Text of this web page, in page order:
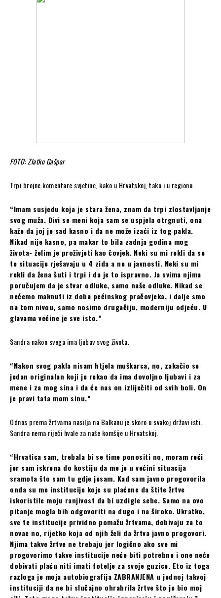
FOTO: Zlatko Gašpar
Trpi brojne komentare svjetine, kako u Hrvatskoj, tako i u regionu.
“Imam susjedu koja je stara žena, znam da trpi zlostavljanje
svog muža. Divi se meni koja sam se uspjela otrgnuti, ona
kaže da joj je sad kasno i da ne može izaći iz tog pakla.
Nikad nije kasno, pa makar to bila zadnja godina mog
života- želim je proživjeti kao čovjek. Neki su mi rekli da se
te situacije rješavaju u 4 zida a ne u javnosti. Neki su mi
rekli da žena šuti i trpi i da je to ispravno. Ja svima njima
poručujem da je stvar odluke, samo naše odluke. Nikad se
nećemo maknuti iz doba pećinskog pračovjeka, i dalje smo
na tom nivou, samo nosimo drugačiju, moderniju odjeću. U
glavama većine je sve isto.”
Sandra nakon svega ima ljubav svog života.
“Nakon svog pakla nisam htjela muškarca, no, zakačio se
jedan originalan koji je rekao da ima dovoljno ljubavi i za
mene i za mog sina i da će nas on izliječiti od svih boli. On
je pravi tata mom sinu.”
Odnos prema žrtvama nasilja na Balkanu je skoro u svakoj državi isti.
Sandra nema riječi hvale za naše komšije u Hrvatskoj.
“Hrvatica sam, trebala bi se time ponositi no, moram reći
jer sam iskrena do kostiju da me je u većini situacija
sramota što sam tu gdje jesam. Kad sam javno progovorila
onda su me institucije koje su plaćene da štite žrtve
iskoristile moju ranjivost da bi uzdigle sebe. Samo na ovo
pitanje mogla bih odgovoriti na dugo i na široko. Ukratko,
sve te institucije prividno pomažu žrtvama, dobivaju za to
novac no, rijetko koja od njih želi da žrtva javno progovori.
Njima takve žrtve ne trebaju jer logično ako sve mi
progovorimo takve institucije neće biti potrebne i one neće
dobivati plaću niti imati fotelje za svoje guzice. Eto iz toga
razloga je moja autobiografija ZABRANJENA u jednoj takvoj
instituciji da ne bi slučajno ohrabrila žrtve što je bio moj